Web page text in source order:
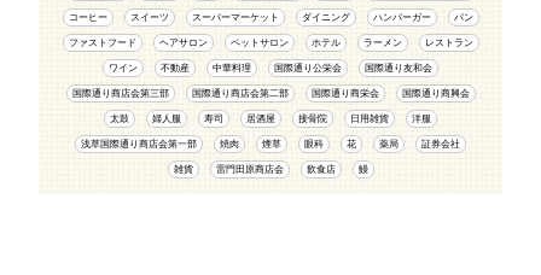
コーヒー スイーツ スーパーマーケット ダイニング ハンバーガー パン
ファストフード ヘアサロン ペットサロン ホテル ラーメン レストラン
ワイン 不動産 中華料理 国際通り公栄会 国際通り友和会
国際通り商店会第三部 国際通り商店会第二部 国際通り商栄会 国際通り商興会
太鼓 婦人服 寿司 居酒屋 接骨院 日用雑貨 洋服
浅草国際通り商店会第一部 焼肉 煙草 眼科 花 薬局 証券会社
雑貨 雷門田原商店会 飲食店 鰻